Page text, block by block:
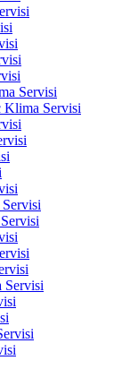
Servisi
Klima Servisi
Servisi